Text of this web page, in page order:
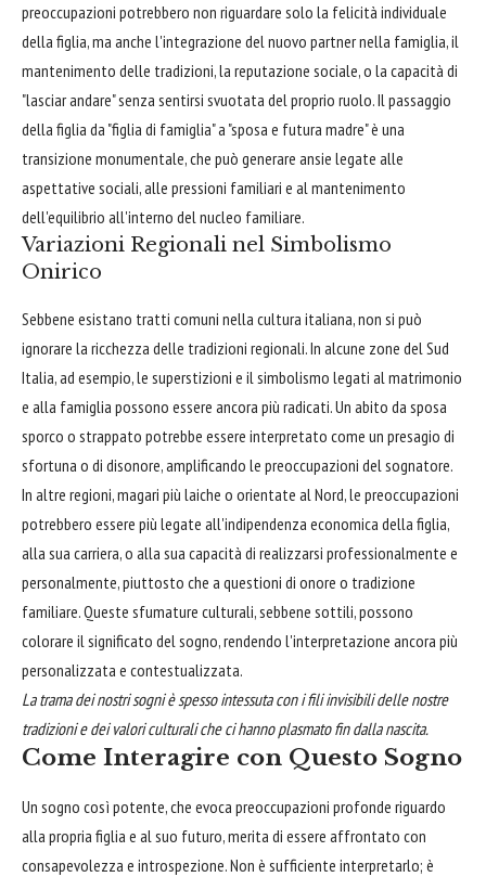
preoccupazioni potrebbero non riguardare solo la felicità individuale
della figlia, ma anche l'integrazione del nuovo partner nella famiglia, il
mantenimento delle tradizioni, la reputazione sociale, o la capacità di
"lasciar andare" senza sentirsi svuotata del proprio ruolo. Il passaggio
della figlia da "figlia di famiglia" a "sposa e futura madre" è una
transizione monumentale, che può generare ansie legate alle
aspettative sociali, alle pressioni familiari e al mantenimento
dell'equilibrio all'interno del nucleo familiare.
Variazioni Regionali nel Simbolismo
Onirico
Sebbene esistano tratti comuni nella cultura italiana, non si può
ignorare la ricchezza delle tradizioni regionali. In alcune zone del Sud
Italia, ad esempio, le superstizioni e il simbolismo legati al matrimonio
e alla famiglia possono essere ancora più radicati. Un abito da sposa
sporco o strappato potrebbe essere interpretato come un presagio di
sfortuna o di disonore, amplificando le preoccupazioni del sognatore.
In altre regioni, magari più laiche o orientate al Nord, le preoccupazioni
potrebbero essere più legate all'indipendenza economica della figlia,
alla sua carriera, o alla sua capacità di realizzarsi professionalmente e
personalmente, piuttosto che a questioni di onore o tradizione
familiare. Queste sfumature culturali, sebbene sottili, possono
colorare il significato del sogno, rendendo l'interpretazione ancora più
personalizzata e contestualizzata.
La trama dei nostri sogni è spesso intessuta con i fili invisibili delle nostre
tradizioni e dei valori culturali che ci hanno plasmato fin dalla nascita.
Come Interagire con Questo Sogno
Un sogno così potente, che evoca preoccupazioni profonde riguardo
alla propria figlia e al suo futuro, merita di essere affrontato con
consapevolezza e introspezione. Non è sufficiente interpretarlo; è